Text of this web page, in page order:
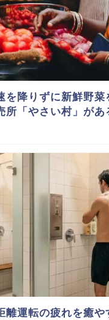
を降りずに新鮮野菜
所「やさい村」があ
離運転の疲れを癒